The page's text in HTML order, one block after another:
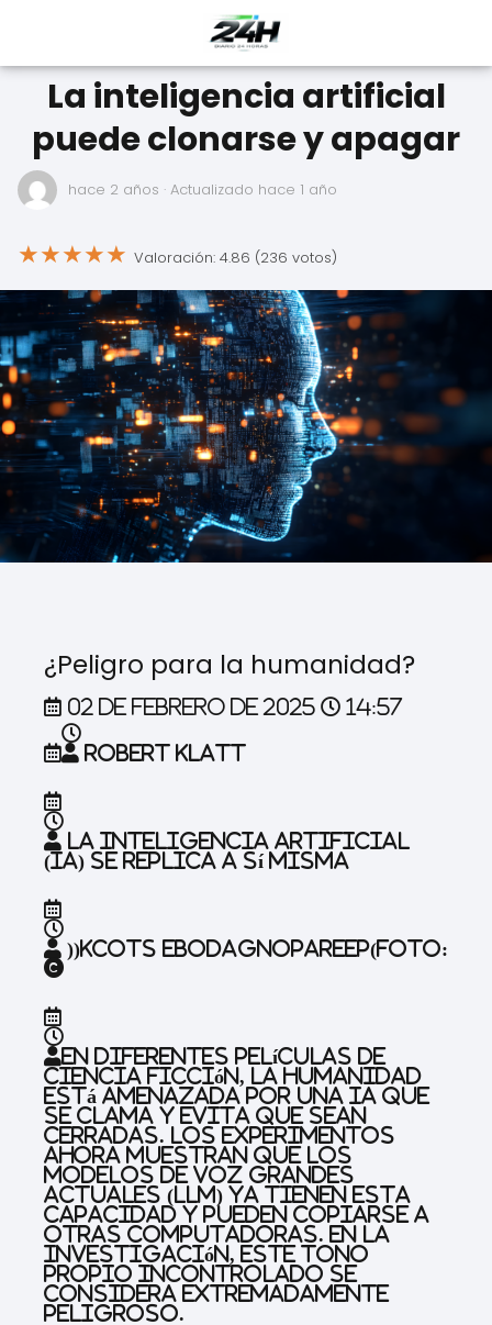
La inteligencia artificial
puede clonarse y apagar
hace 2 años · Actualizado hace 1 año
★★★★★ Valoración: 4.86 (236 votos)
¿Peligro para la humanidad?
02 de febrero de 2025 14:57
Robert Klatt
La inteligencia artificial
(IA) se replica a sí misma
))kcots ebodagnopareep(Foto:
©
En diferentes películas de
ciencia ficción, la humanidad
está amenazada por una IA que
se clama y evita que sean
cerradas. Los experimentos
ahora muestran que los
modelos de voz grandes
actuales (LLM) ya tienen esta
capacidad y pueden copiarse a
otras computadoras. En la
investigación, este tono
propio incontrolado se
considera extremadamente
peligroso.